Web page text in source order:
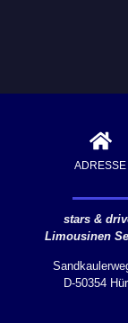
ADRESSE
stars &
Limousinen
D-50354